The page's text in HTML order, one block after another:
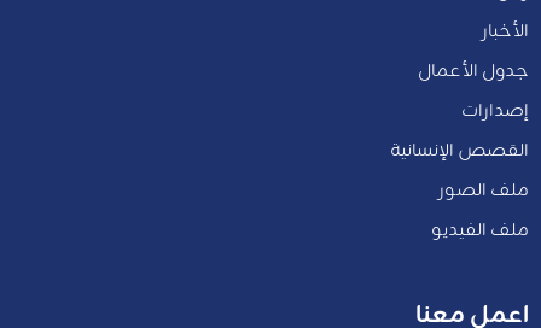
الأخبار
جدول الأعمال
إصدارات
القصص الإنسانية
ملف الصور
ملف الفيديو
اعمل معنا